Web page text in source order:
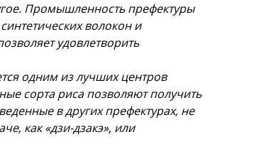
Промышленность префектуры
волокон и
удовлетворить
одним из лучших центров
сорта риса позволяют получить
в других префектурах, не
как «дзи-дзакэ», или